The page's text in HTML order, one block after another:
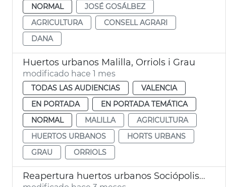
NORMAL
JOSÉ GOSÁLBEZ
AGRICULTURA
CONSELL AGRARI
DANA
Huertos urbanos Malilla, Orriols i Grau
modificado hace 1 mes
TODAS LAS AUDIENCIAS
VALENCIA
EN PORTADA
EN PORTADA TEMÁTICA
NORMAL
MALILLA
AGRICULTURA
HUERTOS URBANOS
HORTS URBANS
GRAU
ORRIOLS
Reapertura huertos urbanos Sociópolis València